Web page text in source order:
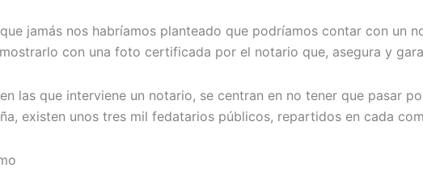
jamás nos habríamos planteado que podríamos contar con un
con una foto certificada por el notario que, asegura y
las que interviene un notario, se centran en no tener que pasar
existen unos tres mil fedatarios públicos, repartidos en cada